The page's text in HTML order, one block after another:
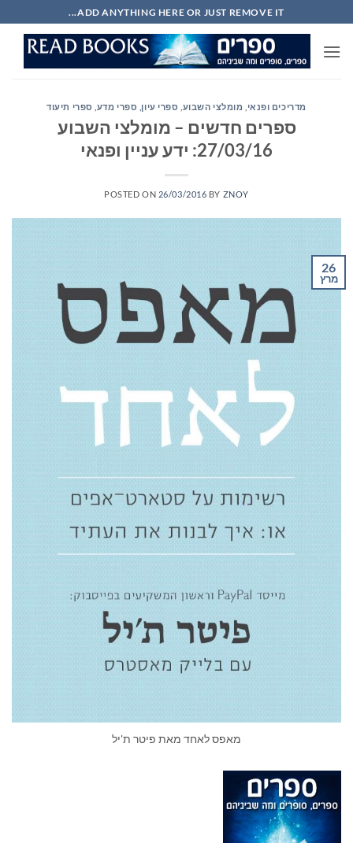
to
content
ADD ANYTHING HERE OR JUST REMOVE IT...
מדריכים ופנאי מומלצי השבוע ספרי עיון, ספרי מדע, ספרי תיעוד
ספרים חדשים – מומלצי השבוע
27/03/16: ידע עניין ופנאי
POSTED ON 26/03/2016 BY ZNOY
26
מרץ
מאפס לאחד מאת פיטר ת'יל